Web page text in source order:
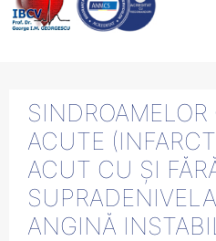
ACUTE
ACUT CU ȘI
ANGINĂ